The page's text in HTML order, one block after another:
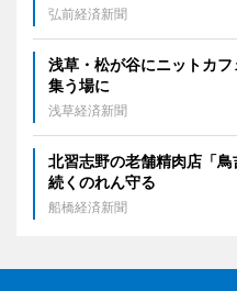
弘前経済新聞
浅草・松が谷にニットカ
集う場に
浅草経済新聞
北習志野の老舗精肉店「
続くのれん守る
船橋経済新聞